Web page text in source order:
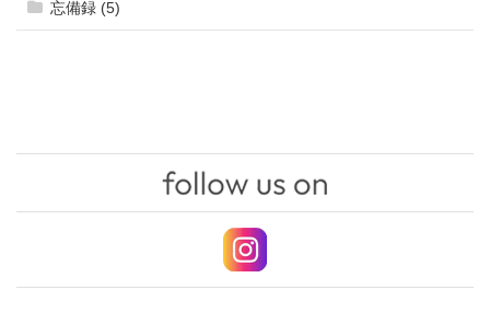
忘備録 (5)